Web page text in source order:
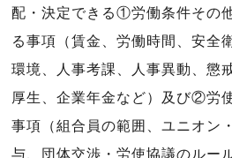
配・決定できる①労働条件その
る事項（賃金、労働時間、安全
環境、人事考課、人事異動、懲
厚生、企業年金など）及び②労
事項（組合員の範囲、ユニオン
与、団体交渉・労使協議のルー